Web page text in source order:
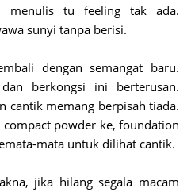
menulis tu feeling tak ada.
sunyi tanpa berisi.
dengan semangat baru.
berkongsi ini berterusan.
cantik memang berpisah tiada.
powder ke, foundation
mata untuk dilihat cantik.
jika hilang segala macam